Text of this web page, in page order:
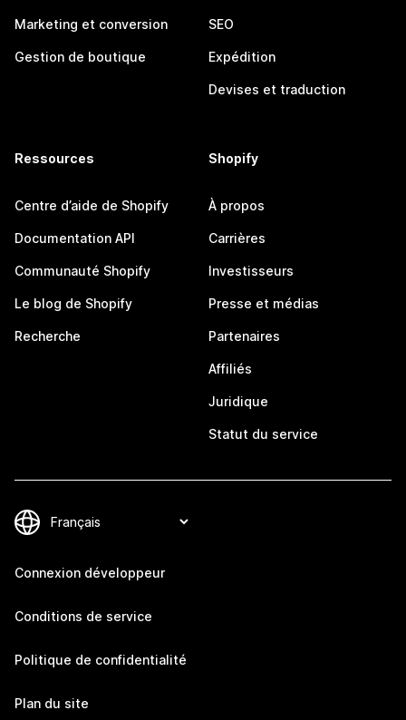
Marketing et conversion
Gestion de boutique
SEO
Expédition
Devises et traduction
Ressources
Centre d’aide de Shopify
Documentation API
Communauté Shopify
Le blog de Shopify
Recherche
Shopify
À propos
Carrières
Investisseurs
Presse et médias
Partenaires
Affiliés
Juridique
Statut du service
Connexion développeur
Conditions de service
Politique de confidentialité
Plan du site